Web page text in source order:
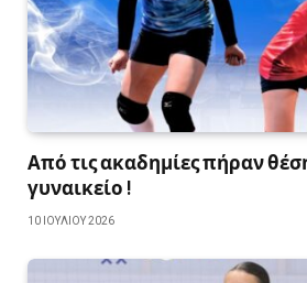
Από τις ακαδημίες πήραν
γυναικείο !
10 ΙΟΥΛΊΟΥ 2026